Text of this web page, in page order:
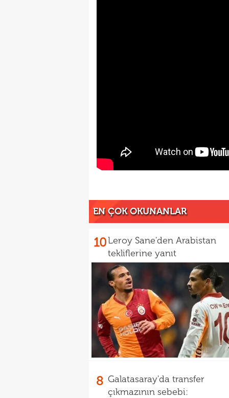
EN ÇOK OKUNANLAR
10Leroy Sane'den Arabistan
tekliflerine yanıt
8 Galatasaray'da transfer
çıkmazının sebebi: